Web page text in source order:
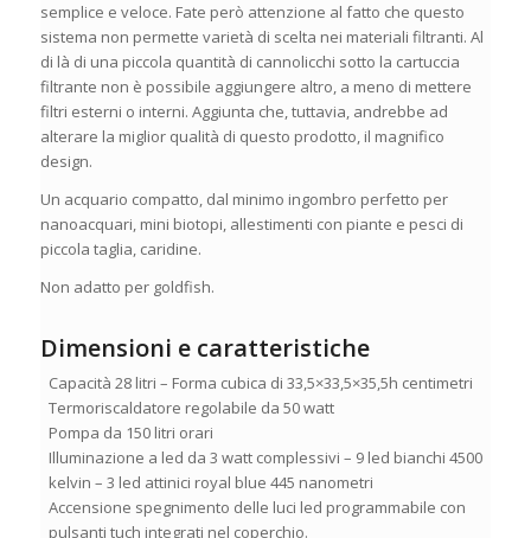
semplice e veloce. Fate però attenzione al fatto che questo
sistema non permette varietà di scelta nei materiali filtranti. Al
di là di una piccola quantità di cannolicchi sotto la cartuccia
filtrante non è possibile aggiungere altro, a meno di mettere
filtri esterni o interni. Aggiunta che, tuttavia, andrebbe ad
alterare la miglior qualità di questo prodotto, il magnifico
design.
Un acquario compatto, dal minimo ingombro perfetto per
nanoacquari, mini biotopi, allestimenti con piante e pesci di
piccola taglia, caridine.
Non adatto per goldfish.
Dimensioni e caratteristiche
Capacità 28 litri – Forma cubica di 33,5×33,5×35,5h centimetri
Termoriscaldatore regolabile da 50 watt
Pompa da 150 litri orari
Illuminazione a led da 3 watt complessivi – 9 led bianchi 4500
kelvin – 3 led attinici royal blue 445 nanometri
Accensione spegnimento delle luci led programmabile con
pulsanti tuch integrati nel coperchio.